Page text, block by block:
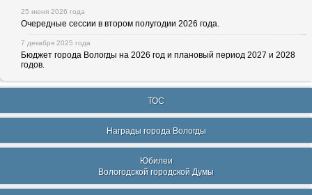
25 июня 2026 года
Очередные сессии в втором полугодии 2026 года.
7 декабря 2025 года
Бюджет города Вологды на 2026 год и плановый период 2027 и 2028
годов.
ТОС
Награды города Вологды
Юбилеи
Вологодской городской Думы